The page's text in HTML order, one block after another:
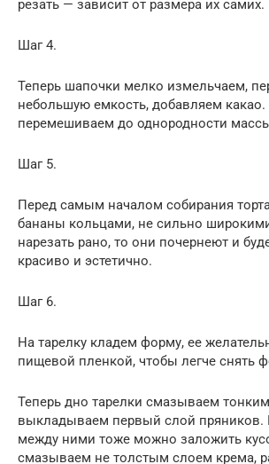
резать — зависит от размера их самих.
Шаг 4.
Теперь шапочки мелко измельчаем,
небольшую емкость, добавляем
перемешиваем до однородности
Шаг 5.
Перед самым началом собирания
бананы кольцами, не сильно
нарезать рано, то они почернеют и
красиво и эстетично.
Шаг 6.
На тарелку кладем форму, ее
пищевой пленкой, чтобы легче снять
Теперь дно тарелки смазываем
выкладываем первый слой пряников.
между ними тоже можно заложить
смазываем не толстым слоем крема,